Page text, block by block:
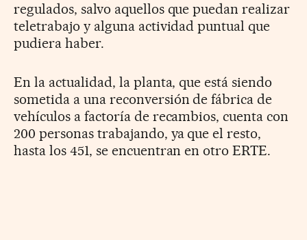
regulados, salvo aquellos que puedan realizar
teletrabajo y alguna actividad puntual que
pudiera haber.
En la actualidad, la planta, que está siendo
sometida a una reconversión de fábrica de
vehículos a factoría de recambios, cuenta con
200 personas trabajando, ya que el resto,
hasta los 451, se encuentran en otro ERTE.